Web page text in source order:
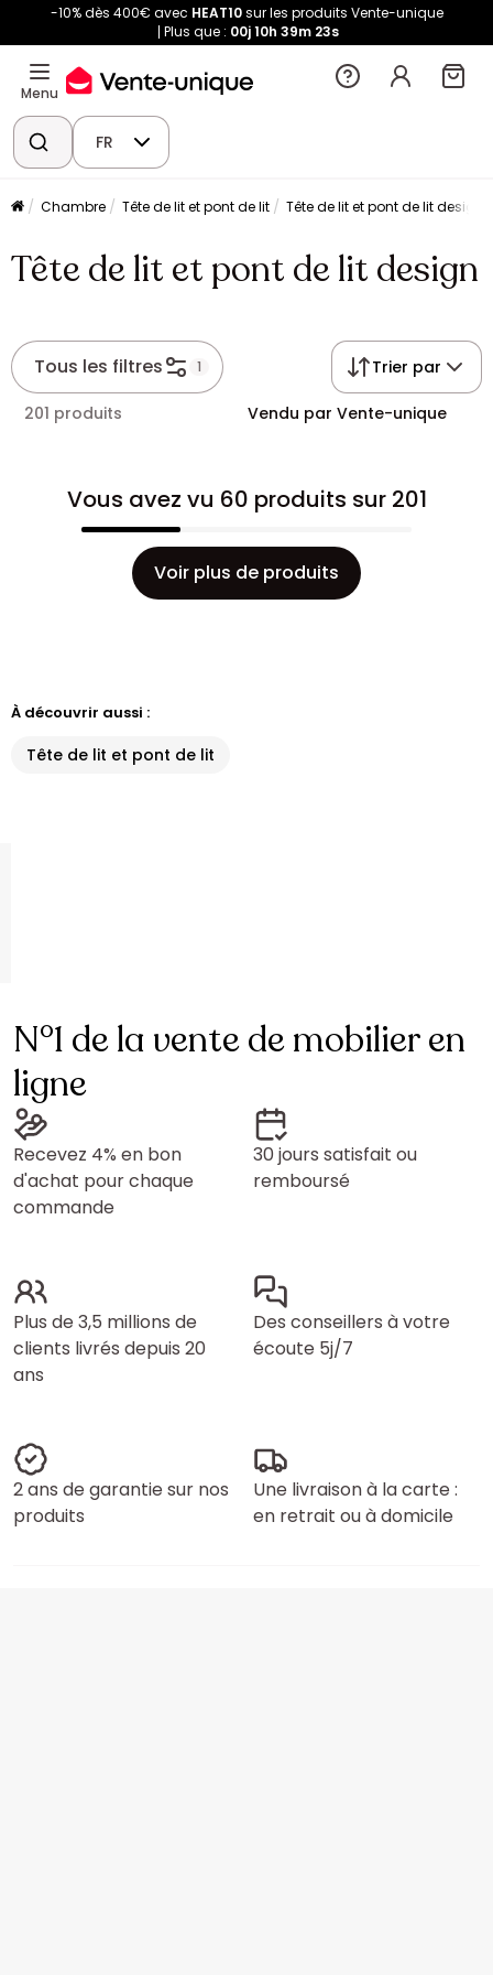
-10% dès 400€ avec HEAT10sur les produits Vente-unique
Plus que : 00j10h 39m 23s
Menu
FR
Chambre Tête de lit et pont de lit Tête de lit et pont de lit design
Tête de lit et pont de lit design
Tous les filtres 1 Trier par
201 produits Vendu par Vente-unique
Vous avez vu 60 produits sur 201
Voir plus de produits
À découvrir aussi :
Tête de lit et pont de lit
N°1 de la vente de mobilier en
ligne
Recevez 4% en bon
d'achat pour chaque
commande
30 jours satisfait ou
remboursé
Plus de 3,5 millions de
clients livrés depuis 20
ans
Des conseillers à votre
écoute 5j/7
2 ans de garantie sur nos
produits
Une livraison à la carte :
en retrait ou à domicile